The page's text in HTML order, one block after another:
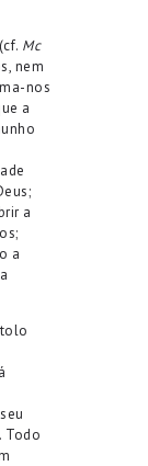
Mc
nem
nos
a
a
a
Todo